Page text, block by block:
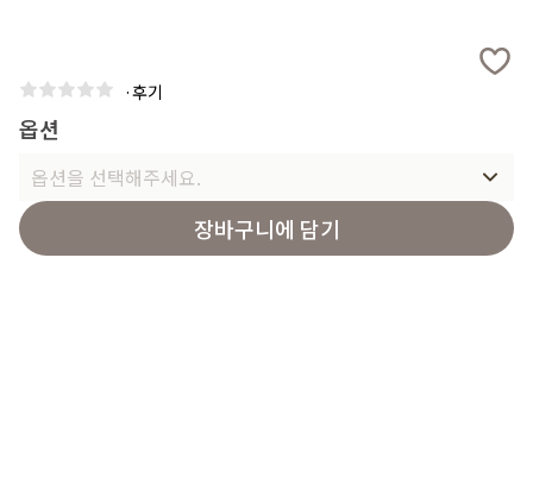
·후기
옵션
옵션을 선택해주세요.
장바구니에 담기